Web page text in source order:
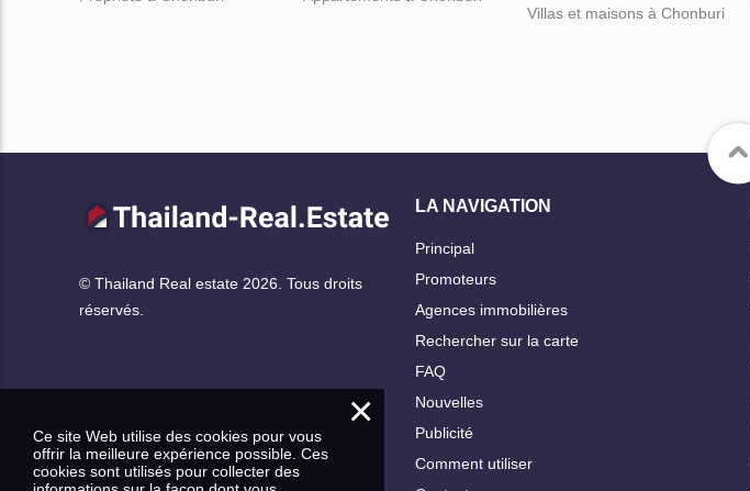
Villas et maisons à Chonburi
© Thailand Real estate 2026. Tous droits
réservés.
LA NAVIGATION
Principal
Promoteurs
Agences immobilières
Rechercher sur la carte
FAQ
Nouvelles
Publicité
Comment utiliser
×
Ce site Web utilise des cookies pour vous
offrir la meilleure expérience possible. Ces
cookies sont utilisés pour collecter des